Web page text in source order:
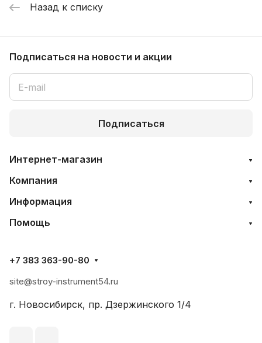
Назад к списку
Подписаться на новости и акции
Подписаться
Интернет-магазин
Компания
Информация
Помощь
+7 383 363-90-80
site@stroy-instrument54.ru
г. Новосибирск, пр. Дзержинского 1/4